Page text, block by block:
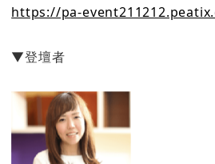
https://pa-
▼登壇者